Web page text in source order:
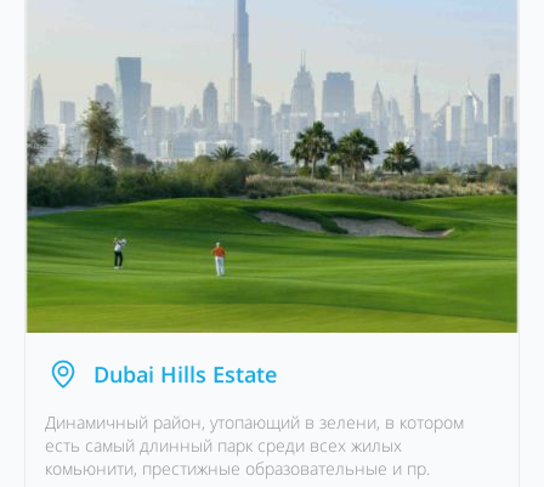
Dubai Hills Estate
Динамичный район, утопающий в зелени, в котором
есть самый длинный парк среди всех жилых
комьюнити, престижные образовательные и пр.